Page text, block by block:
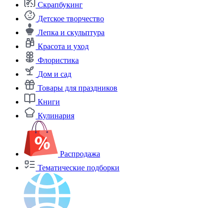
Скрапбукинг
Детское творчество
Лепка и скульптура
Красота и уход
Флористика
Дом и сад
Товары для праздников
Книги
Кулинария
Распродажа
Тематические подборки